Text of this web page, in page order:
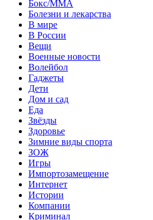
Бокс/MMA
Болезни и лекарства
В мире
В России
Вещи
Военные новости
Волейбол
Гаджеты
Дети
Дом и сад
Еда
Звёзды
Здоровье
Зимние виды спорта
ЗОЖ
Игры
Импортозамещение
Интернет
Истории
Компании
Криминал